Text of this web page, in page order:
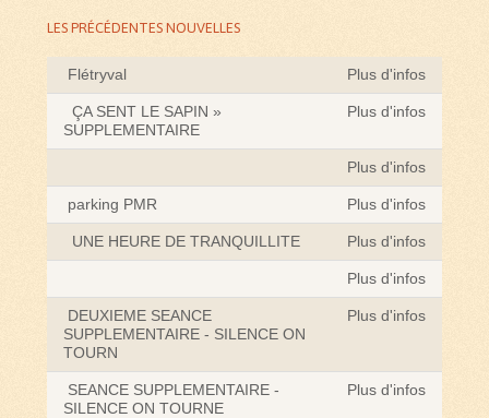
LES PRÉCÉDENTES NOUVELLES
Flétryval Plus d'infos
ÇA SENT LE SAPIN »
SUPPLEMENTAIRE
Plus d'infos
Plus d'infos
parking PMR Plus d'infos
UNE HEURE DE TRANQUILLITE Plus d'infos
Plus d'infos
DEUXIEME SEANCE
SUPPLEMENTAIRE - SILENCE ON
TOURN
Plus d'infos
SEANCE SUPPLEMENTAIRE -
SILENCE ON TOURNE
Plus d'infos